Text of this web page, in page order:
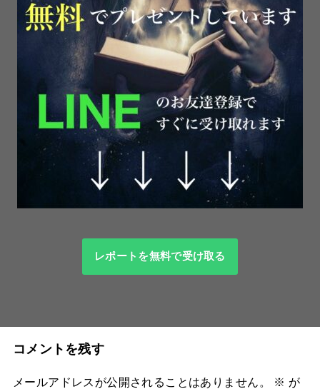
レポートを無料で受け取る
コメントを残す
メールアドレスが公開されることはありません。 ※ が